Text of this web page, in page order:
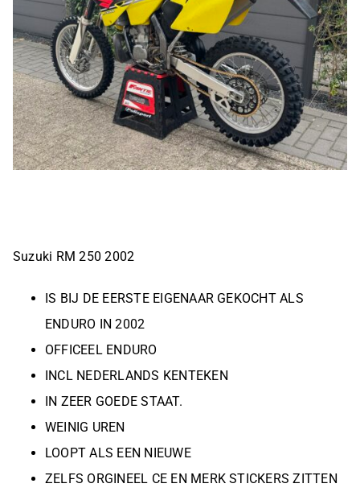
Suzuki RM 250 2002
IS BIJ DE EERSTE EIGENAAR GEKOCHT ALS
ENDURO IN 2002
OFFICEEL ENDURO
INCL NEDERLANDS KENTEKEN
IN ZEER GOEDE STAAT.
WEINIG UREN
LOOPT ALS EEN NIEUWE
ZELFS ORGINEEL CE EN MERK STICKERS ZITTEN